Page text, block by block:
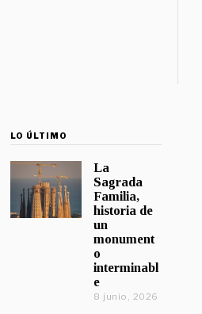
LO ÚLTIMO
La
Sagrada
Familia,
historia de
un
monument
o
interminabl
e
8 junio, 2026